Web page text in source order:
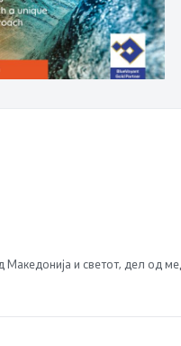
Македонија и светот, дел од